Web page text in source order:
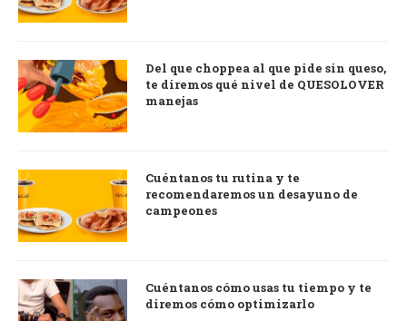
Del que choppea al que pide sin queso,
te diremos qué nivel de QUESOLOVER
manejas
Cuéntanos tu rutina y te
recomendaremos un desayuno de
campeones
Cuéntanos cómo usas tu tiempo y te
diremos cómo optimizarlo